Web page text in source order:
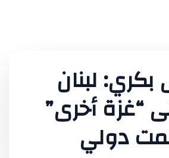
لبنان
“غزة أخرى”
دولي